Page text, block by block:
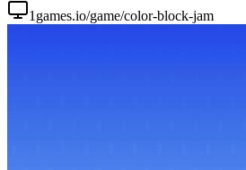
1games.io/game/color-block-jam